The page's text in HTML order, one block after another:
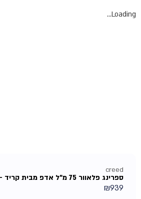
Loading...
creed
ספרינג פלאוור 75 מ"ל אדפ מבית קריד – בושם לאישה
₪939